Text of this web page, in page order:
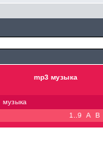
mp3 музыка
музыка
1..9
A B